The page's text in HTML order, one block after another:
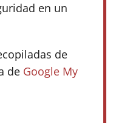
en un
de
de Google My